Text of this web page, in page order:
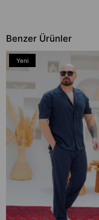
Benzer Ürünler
Yeni